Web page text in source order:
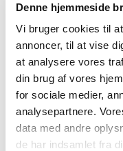
Denne hjemmeside
Vi bruger cookies til
annoncer, til at vise
at analysere vores
din brug af vores
for sociale medier,
analysepartnere.
data med andre
de har indsamlet fra
Oramorph® orale
tilskud
|3. juni 2016|
Oramorph® oral
derimod ikke generelt
Alle (514)